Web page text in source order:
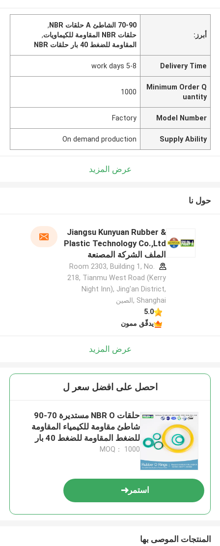
أبرز:
70-90 الشاطئ A حلقات NBR
,
حلقات NBR المقاومة للكيماويات
,
المقاومة للضغط 40 بار حلقات NBR
Delivery Time
5-8 work days
Minimum Order Q
uantity
1000
Model Number
Factory
Supply Ability
On demand production
عرض المزيد
حول نا
Jiangsu Kunyuan Rubber &
Plastic Technology Co.,Ltd
الملف الشركة المصنعة
Room 2303, Building 1, No.
218, Tianmu West Road (Kerry
Night Inn), Jing'an District,
Shanghai ,الصين
5.0
يدقّق ممون
عرض المزيد
احصل على افضل سعر ل
حلقات NBR O مستديرة 70-90
شاطئ مقاومة للكيمياء المقاومة
للضغط المقاومة للضغط 40 بار
MOQ： 1000
استمر
المنتجات الموصى بها